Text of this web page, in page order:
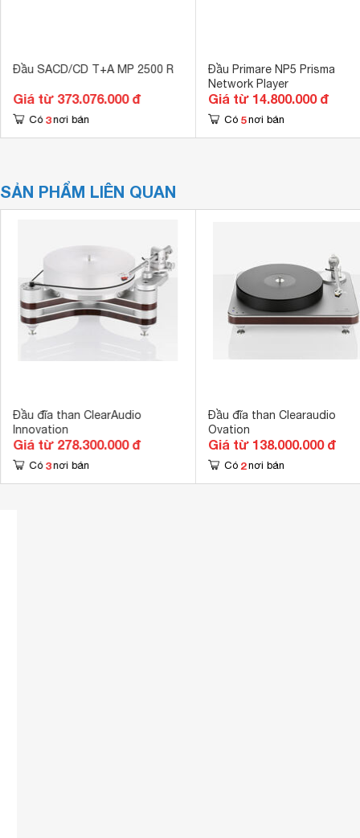
Đầu SACD/CD T+A MP 2500 R
Giá từ 373.076.000 đ
Có 3 nơi bán
Đầu Primare NP5 Prisma
Network Player
Giá từ 14.800.000 đ
Có 5 nơi bán
SẢN PHẨM LIÊN QUAN
Đầu đĩa than ClearAudio
Innovation
Giá từ 278.300.000 đ
Có 3 nơi bán
Đầu đĩa than Clearaudio
Ovation
Giá từ 138.000.000 đ
Có 2 nơi bán